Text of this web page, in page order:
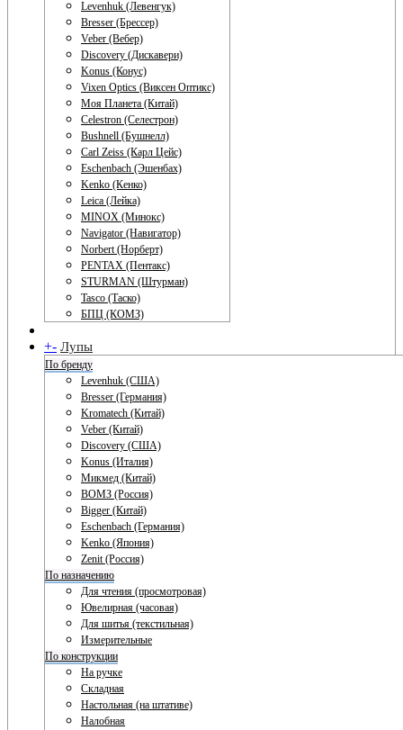
Levenhuk (Левенгук)
Bresser (Брессер)
Veber (Вебер)
Discovery (Дискавери)
Konus (Конус)
Vixen Optics (Виксен Оптикс)
Моя Планета (Китай)
Celestron (Селестрон)
Bushnell (Бушнелл)
Carl Zeiss (Карл Цейс)
Eschenbach (Эшенбах)
Kenko (Кенко)
Leica (Лейка)
MINOX (Минокс)
Navigator (Навигатор)
Norbert (Норберт)
PENTAX (Пентакс)
STURMAN (Штурман)
Tasco (Таско)
БПЦ (КОМЗ)
+- Лупы
По бренду
Levenhuk (США)
Bresser (Германия)
Kromatech (Китай)
Veber (Китай)
Discovery (США)
Konus (Италия)
Микмед (Китай)
ВОМЗ (Россия)
Bigger (Китай)
Eschenbach (Германия)
Kenko (Япония)
Zenit (Россия)
По назначению
Для чтения (просмотровая)
Ювелирная (часовая)
Для шитья (текстильная)
Измерительные
По конструкции
На ручке
Складная
Настольная (на штативе)
Налобная